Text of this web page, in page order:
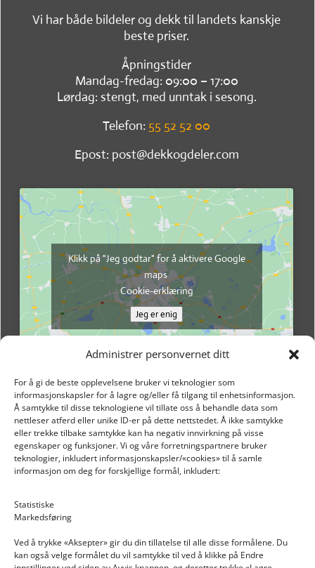
Administrer personvernet ditt
For å gi de beste opplevelsene bruker vi teknologier som
informasjonskapsler for å lagre og/eller få tilgang til enhetsinformasjon.
Å samtykke til disse teknologiene vil tillate oss å behandle data som
nettleser atferd eller unike ID-er på dette nettstedet. Å ikke samtykke
eller trekke tilbake samtykke kan ha negativ innvirkning på visse
egenskaper og funksjoner. Vi og våre forretningspartnere bruker
teknologier, inkludert informasjonskapsler/«cookies» til å samle
informasjon om deg for forskjellige formål, inkludert:
Statistiske
Markedsføring
Ved å trykke «Aksepter» gir du din tillatelse til alle disse formålene. Du
kan også velge formålet du vil samtykke til ved å klikke på Endre
Vi har både bildeler og dekk til landets kanskje
beste priser.
Åpningstider
Mandag-fredag: 09:00 – 17:00
Lørdag: stengt, med unntak i sesong.
Telefon: 55 52 52 00
Epost: post@dekkogdeler.com
Klikk på "Jeg godtar" for å aktivere Google
maps
Cookie-erklæring
Jeg er enig